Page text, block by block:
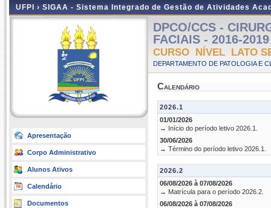
UFPI › SIGAA - Sistema Integrado de Gestão de Atividades
Apresentação
Corpo Administrativo
Alunos Ativos
Calendário
Documentos
DPCO/CCS -
FACIAIS - 2016-
CURSO NÍVEL LATO
DEPARTAMENTO DE PATOLOGIA E
Calendário
2026.1
01/01/2026
→ Início do período letivo 2026.1.
30/06/2026
→ Término do período letivo 2026.1.
2026.2
06/08/2026 à 07/08/2026
→ Matrícula para o período 2026.2.
06/08/2026 à 07/08/2026